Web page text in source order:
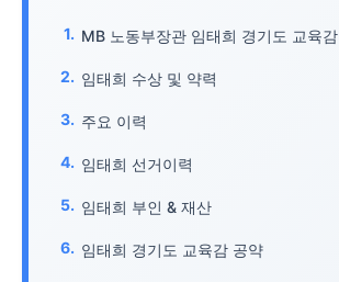
MB 노동부장관 임태희 경기도 교육감
임태희 수상 및 약력
주요 이력
임태희 선거이력
임태희 부인 & 재산
임태희 경기도 교육감 공약